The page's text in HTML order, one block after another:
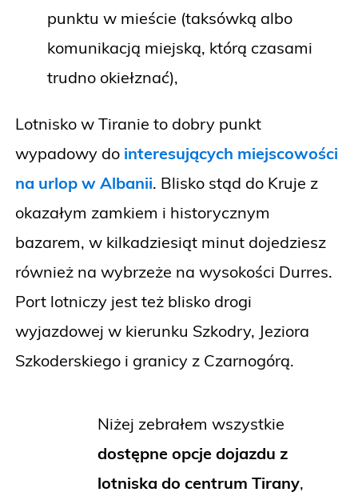
punktu w mieście (taksówką albo
komunikacją miejską, którą czasami
trudno okiełznać),
Lotnisko w Tiranie to dobry punkt
wypadowy do interesujących miejscowości
na urlop w Albanii. Blisko stąd do Kruje z
okazałym zamkiem i historycznym
bazarem, w kilkadziesiąt minut dojedziesz
również na wybrzeże na wysokości Durres.
Port lotniczy jest też blisko drogi
wyjazdowej w kierunku Szkodry, Jeziora
Szkoderskiego i granicy z Czarnogórą.
Niżej zebrałem wszystkie
dostępne opcje dojazdu z
lotniska do centrum Tirany,